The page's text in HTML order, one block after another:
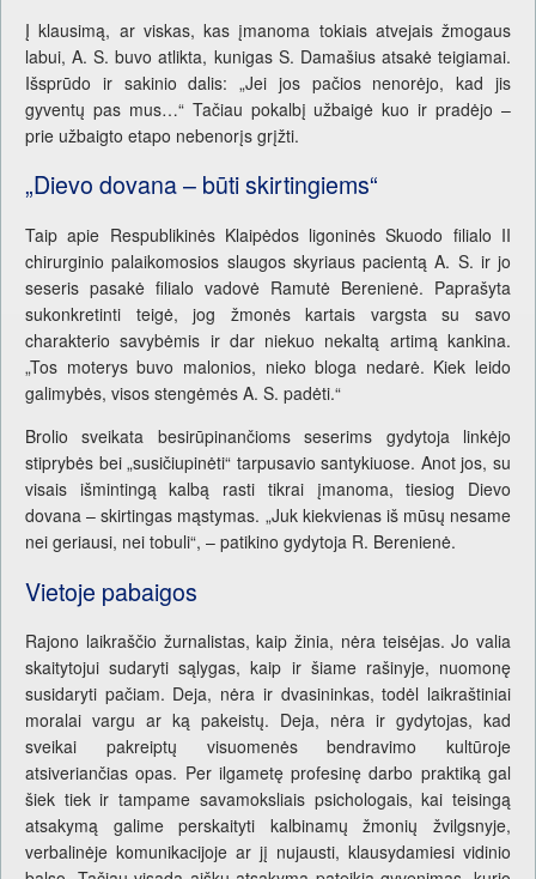
Į klausimą, ar viskas, kas įmanoma tokiais atvejais žmogaus
labui, A. S. buvo atlikta, kunigas S. Damašius atsakė teigiamai.
Išsprūdo ir sakinio dalis: „Jei jos pačios nenorėjo, kad jis
gyventų pas mus…“ Tačiau pokalbį užbaigė kuo ir pradėjo –
prie užbaigto etapo nebenorįs grįžti.
„Dievo dovana – būti skirtingiems“
Taip apie Respublikinės Klaipėdos ligoninės Skuodo filialo II
chirurginio palaikomosios slaugos skyriaus pacientą A. S. ir jo
seseris pasakė filialo vadovė Ramutė Berenienė. Paprašyta
sukonkretinti teigė, jog žmonės kartais vargsta su savo
charakterio savybėmis ir dar niekuo nekaltą artimą kankina.
„Tos moterys buvo malonios, nieko bloga nedarė. Kiek leido
galimybės, visos stengėmės A. S. padėti.“
Brolio sveikata besirūpinančioms seserims gydytoja linkėjo
stiprybės bei „susičiupinėti“ tarpusavio santykiuose. Anot jos, su
visais išmintingą kalbą rasti tikrai įmanoma, tiesiog Dievo
dovana – skirtingas mąstymas. „Juk kiekvienas iš mūsų nesame
nei geriausi, nei tobuli“, – patikino gydytoja R. Berenienė.
Vietoje pabaigos
Rajono laikraščio žurnalistas, kaip žinia, nėra teisėjas. Jo valia
skaitytojui sudaryti sąlygas, kaip ir šiame rašinyje, nuomonę
susidaryti pačiam. Deja, nėra ir dvasininkas, todėl laikraštiniai
moralai vargu ar ką pakeistų. Deja, nėra ir gydytojas, kad
sveikai pakreiptų visuomenės bendravimo kultūroje
atsiveriančias opas. Per ilgametę profesinę darbo praktiką gal
šiek tiek ir tampame savamoksliais psichologais, kai teisingą
atsakymą galime perskaityti kalbinamų žmonių žvilgsnyje,
verbalinėje komunikacijoje ar jį nujausti, klausydamiesi vidinio